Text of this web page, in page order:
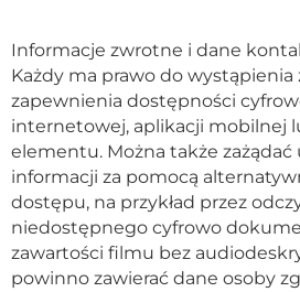
Informacje zwrotne i dane
Każdy ma prawo do wystąpienia
zapewnienia dostępności
internetowej, aplikacji mobilnej
elementu. Można także
informacji za pomocą
dostępu, na przykład przez
niedostępnego cyfrowo
zawartości filmu bez
powinno zawierać dane osoby